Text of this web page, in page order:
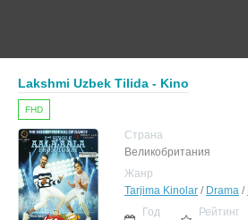
Lakshmi Uzbek Tilida - Kino
FHD
Страна
Великобритания
Жанр
Tarjima Kinolar / Drama /
Год
Рейтинг